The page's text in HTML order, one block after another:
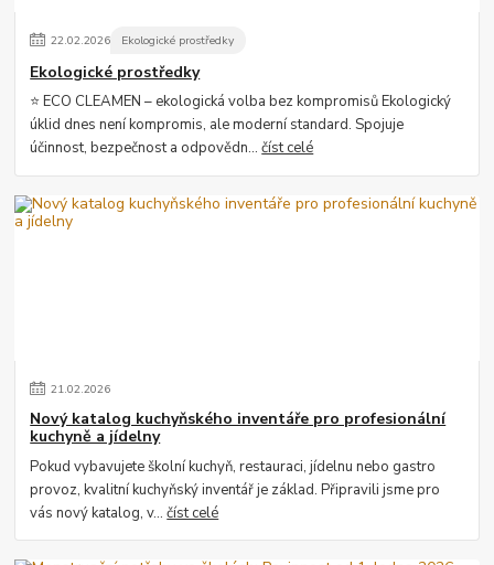
22.02.2026 Ekologické prostředky
Ekologické prostředky
⭐ ECO CLEAMEN – ekologická volba bez kompromisů Ekologický
úklid dnes není kompromis, ale moderní standard. Spojuje
účinnost, bezpečnost a odpovědn...číst celé
21.02.2026
Nový katalog kuchyňského inventáře pro profesionální
kuchyně a jídelny
Pokud vybavujete školní kuchyň, restauraci, jídelnu nebo gastro
provoz, kvalitní kuchyňský inventář je základ. Připravili jsme pro
vás nový katalog, v...číst celé